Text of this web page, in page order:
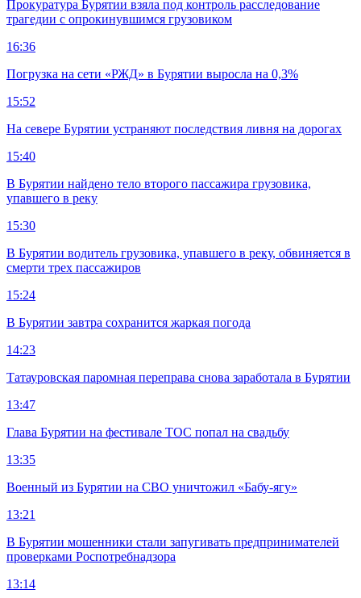
Прокуратура Бурятии взяла под контроль расследование
трагедии с опрокинувшимся грузовиком
16:36
Погрузка на сети «РЖД» в Бурятии выросла на 0,3%
15:52
На севере Бурятии устраняют последствия ливня на дорогах
15:40
В Бурятии найдено тело второго пассажира грузовика,
упавшего в реку
15:30
В Бурятии водитель грузовика, упавшего в реку, обвиняется в
смерти трех пассажиров
15:24
В Бурятии завтра сохранится жаркая погода
14:23
Татауровская паромная переправа снова заработала в Бурятии
13:47
Глава Бурятии на фестивале ТОС попал на свадьбу
13:35
Военный из Бурятии на СВО уничтожил «Бабу-ягу»
13:21
В Бурятии мошенники стали запугивать предпринимателей
проверками Роспотребнадзора
13:14